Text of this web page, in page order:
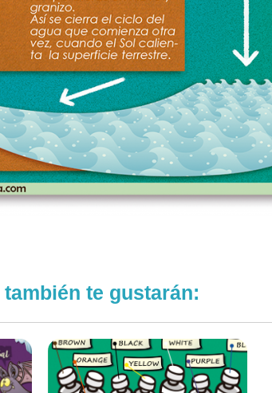
te gustarán: